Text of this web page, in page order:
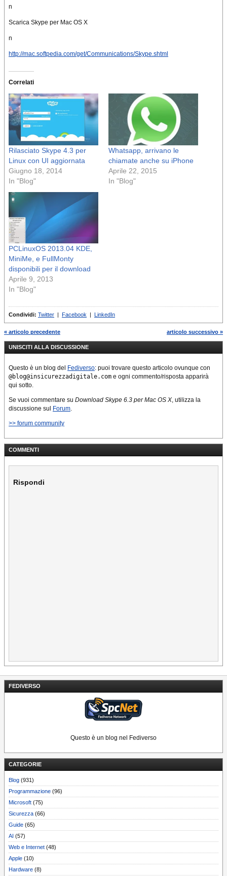
FEDIVERSO
Questo è un blog nel Fediverso
CATEGORIE
Blog (931)
Programmazione (96)
Microsoft (75)
Sicurezza (66)
Guide (65)
AI (57)
Web e Internet (48)
Apple (10)
Hardware (8)
n
Scarica Skype per Mac OS X
n
http://mac.softpedia.com/get/Communications/Skype.shtml
Correlati
Rilasciato Skype 4.3 per
Linux con UI aggiornata
Giugno 18, 2014
In "Blog"
Whatsapp, arrivano le
chiamate anche su iPhone
Aprile 22, 2015
In "Blog"
PCLinuxOS 2013.04 KDE,
MiniMe, e FullMonty
disponibili per il download
Aprile 9, 2013
In "Blog"
Condividi: Twitter | Facebook | LinkedIn
« articolo precedente articolo successivo »
UNISCITI ALLA DISCUSSIONE
Questo è un blog del Fediverso: puoi trovare questo articolo ovunque con
@blog@insicurezzadigitale.com e ogni commento/risposta apparirà
qui sotto.
Se vuoi commentare su Download Skype 6.3 per Mac OS X , utilizza la
discussione sul Forum
>> forum community
COMMENTI
Rispondi